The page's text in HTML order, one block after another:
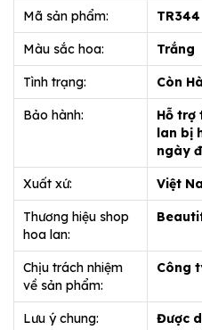
Mã sản phẩm: TR344
Màu sắc hoa: Trắng
Tình trạng: Còn
Bảo hành:
Hỗ trợ
lan bị
ngày
Xuất xứ: Việt
Thương hiệu shop
hoa lan:
Chịu trách nhiệm
về sản phẩm:
Công
Lưu ý chung:
Được